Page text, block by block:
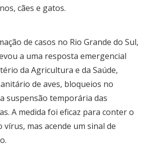
cães e gatos.
de casos no Rio Grande do Sul,
a uma resposta emergencial
da Agricultura e da Saúde,
de aves, bloqueios no
suspensão temporária das
A medida foi eficaz para conter o
vírus, mas acende um sinal de